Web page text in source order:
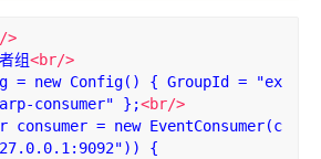
>
组<br/>
= new Config() { GroupId = "ex
consumer" };<br/>
= new EventConsumer(c
{